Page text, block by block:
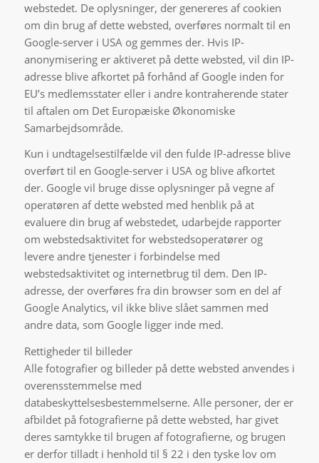
webstedet. De oplysninger, der genereres af cookien
om din brug af dette websted, overføres normalt til en
Google-server i USA og gemmes der. Hvis IP-
anonymisering er aktiveret på dette websted, vil din IP-
adresse blive afkortet på forhånd af Google inden for
EU’s medlemsstater eller i andre kontraherende stater
til aftalen om Det Europæiske Økonomiske
Samarbejdsområde.
Kun i undtagelsestilfælde vil den fulde IP-adresse blive
overført til en Google-server i USA og blive afkortet
der. Google vil bruge disse oplysninger på vegne af
operatøren af dette websted med henblik på at
evaluere din brug af webstedet, udarbejde rapporter
om webstedsaktivitet for webstedsoperatører og
levere andre tjenester i forbindelse med
webstedsaktivitet og internetbrug til dem. Den IP-
adresse, der overføres fra din browser som en del af
Google Analytics, vil ikke blive slået sammen med
andre data, som Google ligger inde med.
Rettigheder til billeder
Alle fotografier og billeder på dette websted anvendes i
overensstemmelse med
databeskyttelsesbestemmelserne. Alle personer, der er
afbildet på fotografierne på dette websted, har givet
deres samtykke til brugen af fotografierne, og brugen
er derfor tilladt i henhold til § 22 i den tyske lov om